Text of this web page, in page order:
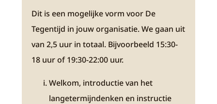
Dit is een mogelijke vorm voor De
Tegentijd in jouw organisatie. We gaan uit
van 2,5 uur in totaal. Bijvoorbeeld 15:30-
18 uur of 19:30-22:00 uur.
Welkom, introductie van het
langetermijndenken en instructie